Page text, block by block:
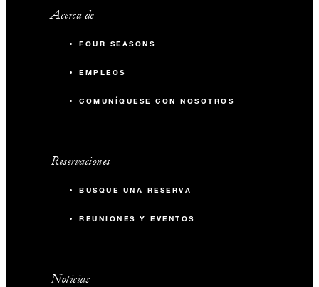
Acerca de
FOUR SEASONS
EMPLEOS
COMUNÍQUESE CON NOSOTROS
Reservaciones
BUSQUE UNA RESERVA
REUNIONES Y EVENTOS
Noticias